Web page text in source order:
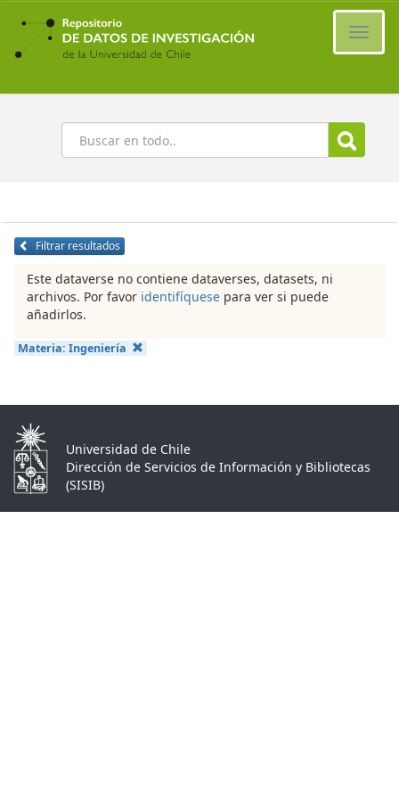
Ir
contenido
principal
Buscar
Filtrar resultados
Este dataverse no contiene dataverses, datasets, ni
archivos. Por favor identifíquese para ver si puede
añadirlos.
Materia: Ingeniería
Universidad de Chile
Dirección de Servicios de Información y Bibliotecas
(SISIB)